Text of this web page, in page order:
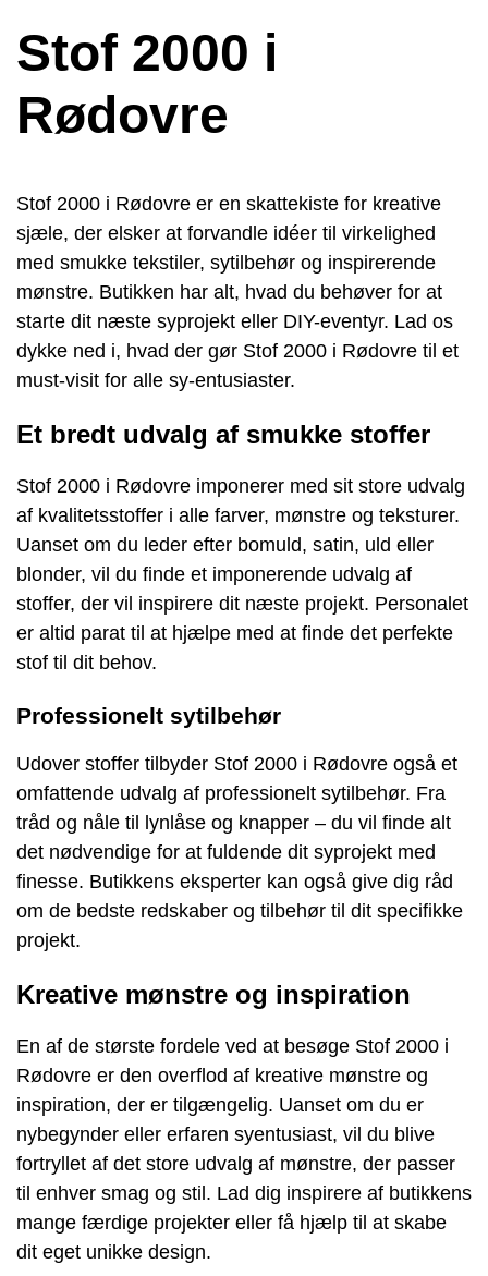
Stof 2000 i
Rødovre
Stof 2000 i Rødovre er en skattekiste for kreative
sjæle, der elsker at forvandle idéer til virkelighed
med smukke tekstiler, sytilbehør og inspirerende
mønstre. Butikken har alt, hvad du behøver for at
starte dit næste syprojekt eller DIY-eventyr. Lad os
dykke ned i, hvad der gør Stof 2000 i Rødovre til et
must-visit for alle sy-entusiaster.
Et bredt udvalg af smukke stoffer
Stof 2000 i Rødovre imponerer med sit store udvalg
af kvalitetsstoffer i alle farver, mønstre og teksturer.
Uanset om du leder efter bomuld, satin, uld eller
blonder, vil du finde et imponerende udvalg af
stoffer, der vil inspirere dit næste projekt. Personalet
er altid parat til at hjælpe med at finde det perfekte
stof til dit behov.
Professionelt sytilbehør
Udover stoffer tilbyder Stof 2000 i Rødovre også et
omfattende udvalg af professionelt sytilbehør. Fra
tråd og nåle til lynlåse og knapper – du vil finde alt
det nødvendige for at fuldende dit syprojekt med
finesse. Butikkens eksperter kan også give dig råd
om de bedste redskaber og tilbehør til dit specifikke
projekt.
Kreative mønstre og inspiration
En af de største fordele ved at besøge Stof 2000 i
Rødovre er den overflod af kreative mønstre og
inspiration, der er tilgængelig. Uanset om du er
nybegynder eller erfaren syentusiast, vil du blive
fortryllet af det store udvalg af mønstre, der passer
til enhver smag og stil. Lad dig inspirere af butikkens
mange færdige projekter eller få hjælp til at skabe
dit eget unikke design.